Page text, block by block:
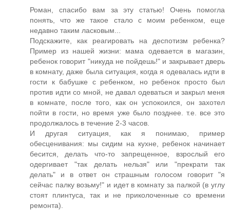
Роман, спасибо вам за эту статью! Очень помогла
понять, что же такое стало с моим ребенком, еще
недавно таким ласковым...
Подскажите, как реагировать на деспотизм ребенка?
Пример из нашей жизни: мама одевается в магазин,
ребенок говорит "никуда не пойдешь!" и закрывает дверь
в комнату, даже была ситуация, когда я одевалась идти в
гости к бабушке с ребенком, но ребенок просто был
против идти со мной, не давал одеваться и закрыл меня
в комнате, после того, как он успокоился, он захотел
пойти в гости, но время уже было позднее. т.е. все это
продолжалось в течение 2-3 часов.
И другая ситуация, как я понимаю, пример
обесценивания: мы сидим на кухне, ребенок начинает
бесится, делать что-то запрещенное, взрослый его
одергивает "так делать нельзя" или "прекрати так
делать" и в ответ он страшным голосом говорит "я
сейчас палку возьму!" и идет в комнату за палкой (в углу
стоят плинтуса, так и не приколоченные со времени
ремонта).